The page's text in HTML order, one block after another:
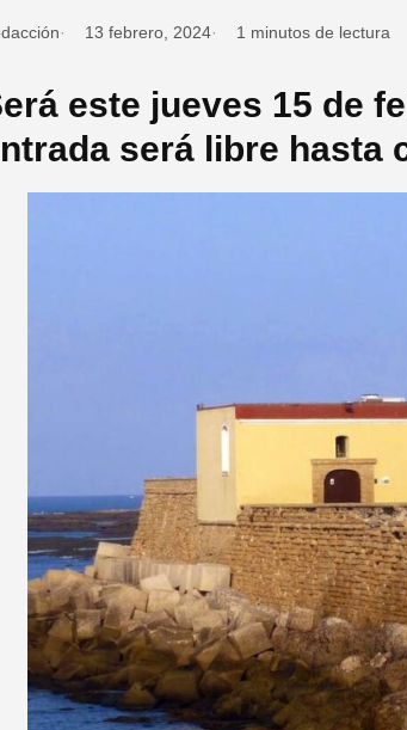
13 febrero, 2024 1 minutos de lectura
este jueves 15 de
será libre hasta